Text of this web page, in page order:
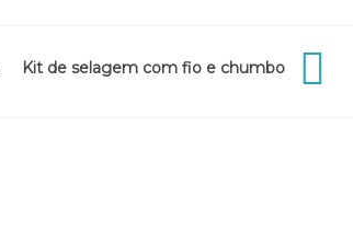
Kit de selagem com fio e chumbo